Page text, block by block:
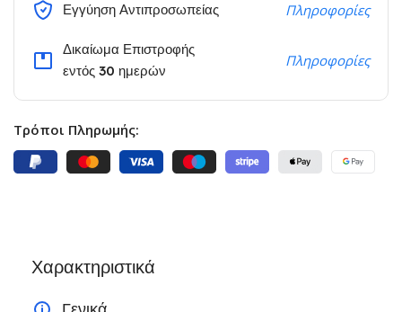
Εγγύηση Αντιπροσωπείας Πληροφορίες
Δικαίωμα Επιστροφής
εντός 30 ημερών
Πληροφορίες
Τρόποι Πληρωμής:
Χαρακτηριστικά